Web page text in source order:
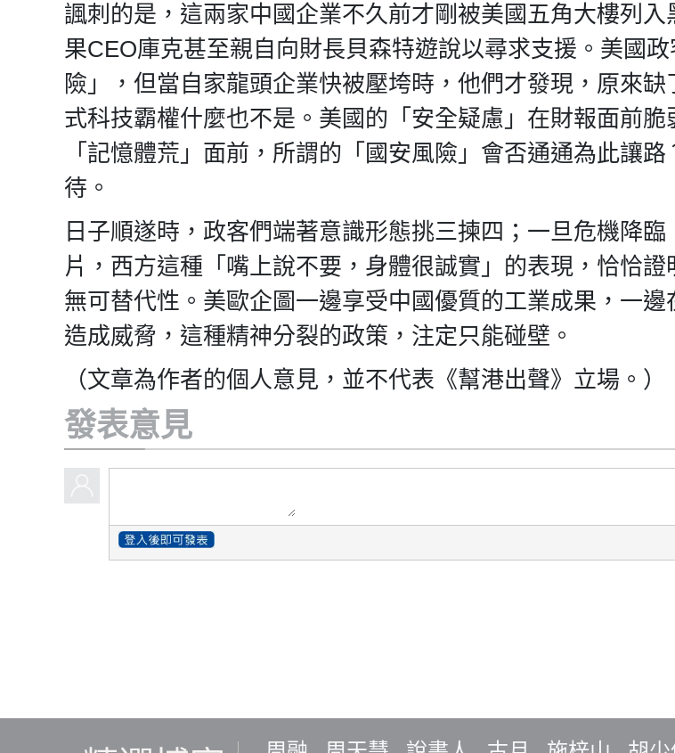
諷刺的是，這兩家中國企業不久前才剛被美國五角大樓列入
果CEO庫克甚至親自向財長貝森特遊說以尋求支援。美國
險」，但當自家龍頭企業快被壓垮時，他們才發現，原來
式科技霸權什麼也不是。美國的「安全疑慮」在財報面前脆
「記憶體荒」面前，所謂的「國安風險」會否通通為此讓
待。
日子順遂時，政客們端著意識形態挑三揀四；一旦危機降臨
片，西方這種「嘴上說不要，身體很誠實」的表現，恰恰證
無可替代性。美歐企圖一邊享受中國優質的工業成果，一邊
造成威脅，這種精神分裂的政策，注定只能碰壁。
（文章為作者的個人意見，並不代表《幫港出聲》立場。）
發表意見